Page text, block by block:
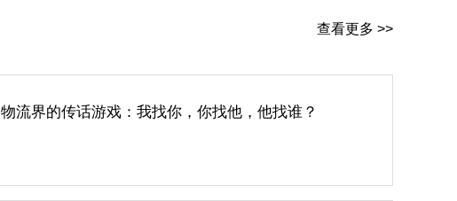
查看更多 >>
物流界的传话游戏：我找你，你找他，他找谁？